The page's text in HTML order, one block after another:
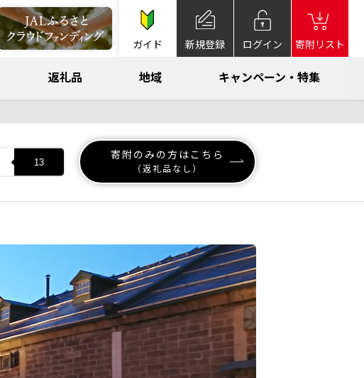
ガイド 新規登録 ログイン 寄附リスト
返礼品 地域 キャンペーン・特集
13
寄附のみの方はこちら
（返礼品なし）